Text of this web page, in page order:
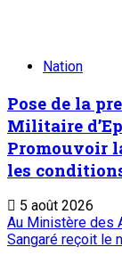
Nation
Pose de la
Militaire
Promouvoir
les
5 août 2026
Au Ministère des
Sangaré reçoit le